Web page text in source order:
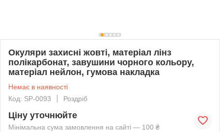
Окуляри захисні жовті, матеріал лінз
полікарбонат, завушини чорного кольору,
матеріал нейлон, гумова накладка
Немає в наявності
Код: SP-0093
Роздріб
Ціну уточнюйте
Мінімальна сума замовлення на сайті — 100 ₴